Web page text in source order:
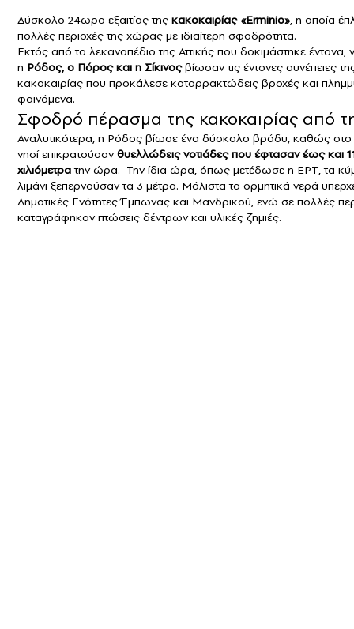
Δύσκολο 24ωρο εξαιτίας της κακοκαιρίας «Erminio», η οποία
πολλές περιοχές της χώρας με ιδιαίτερη σφοδρότητα.
Εκτός από το λεκανοπέδιο της Αττικής που δοκιμάστηκε
η Ρόδος, ο Πόρος και η Σίκινοςβίωσαν τις έντονες συνέπειες
κακοκαιρίας που προκάλεσε καταρρακτώδεις βροχές και
φαινόμενα.
Σφοδρό πέρασμα της κακοκαιρίας από
Αναλυτικότερα, η Ρόδος βίωσε ένα δύσκολο βράδυ, καθώς στο
νησί επικρατούσανθυελλώδεις νοτιάδες που έφτασαν έως και
χιλιόμετρατην ώρα. Την ίδια ώρα, όπως μετέδωσε η ΕΡΤ, τα
λιμάνι ξεπερνούσαν τα 3 μέτρα. Μάλιστα τα ορμητικά νερά
Δημοτικές Ενότητες Έμπωνας και Μανδρικού, ενώ σε πολλές
καταγράφηκαν πτώσεις δέντρων και υλικές ζημιές.